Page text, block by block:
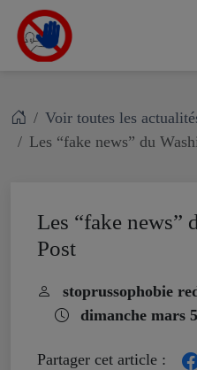
Voir toutes les
Les “fake news” du
Les “fake news”
Post
stoprussophobie
dimanche mars
Partager cet article :